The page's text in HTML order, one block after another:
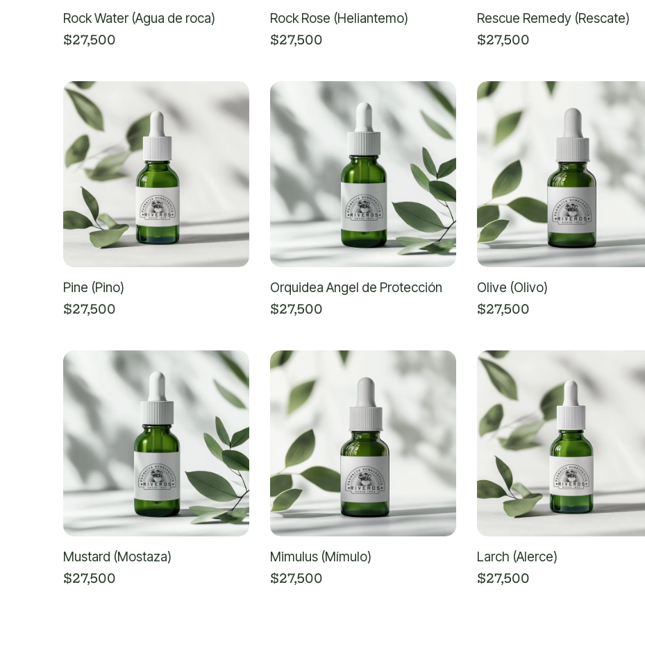
Rock Water (Agua de roca)
$27,500
Rock Rose (Heliantemo)
$27,500
Rescue Remedy (Rescate)
$27,500
Pine (Pino)
$27,500
Orquidea Angel de Protección
$27,500
Olive (Olivo)
$27,500
Mustard (Mostaza)
$27,500
Mimulus (Mímulo)
$27,500
Larch (Alerce)
$27,500